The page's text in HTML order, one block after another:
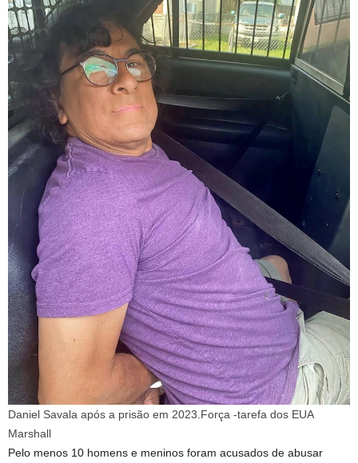
Daniel Savala após a prisão em 2023. Força -tarefa dos EUA
Marshall
Pelo menos 10 homens e meninos foram acusados ​​de abusar